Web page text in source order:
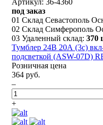
под заказ
01 Склад Севастополь
02 Склад Симферополь
03 Удаленный склад: 370
Тумблер 24В 20А (3c)
подсветкой (ASW-07D)
Розничная цена
364 руб.
–
+